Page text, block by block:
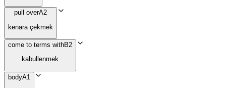
pull overA2
kenara çekmek
come to terms withB2
kabullenmek
bodyA1